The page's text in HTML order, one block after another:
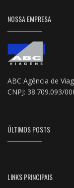
NOSSA EMPRESA
ABC Agência de
CNPJ: 38.709.093/
ÚLTIMOS POSTS
LINKS PRINCIPAIS